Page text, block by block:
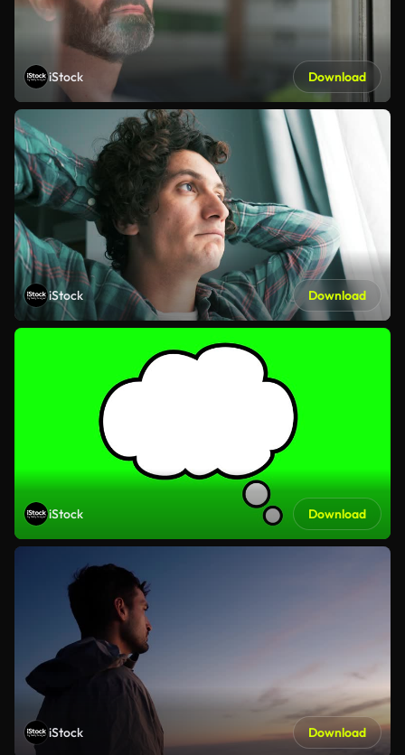
iStock Download
iStock Download
iStock Download
iStock Download